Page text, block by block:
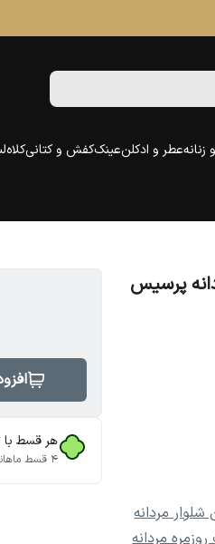
زنانهعطر و ادکلنعینککفش و کتانیکلاه
پرسیس
مردانه
مردانه
هر قسط با
۴ قسط ماهانه. بدون سود، چک و ضامن.